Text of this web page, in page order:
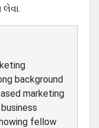
background
marketing
fellow